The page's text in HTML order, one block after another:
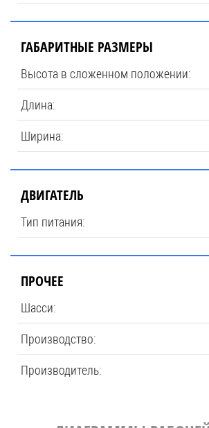
ГАБАРИТНЫЕ РАЗМЕРЫ
Высота в сложенном положении:
Длина:
Ширина:
ДВИГАТЕЛЬ
Тип питания:
ПРОЧЕЕ
Шасси:
Производство:
Производитель: